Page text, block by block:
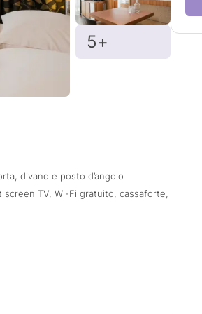
5+
divano e posto d’angolo
TV, Wi-Fi gratuito, cassaforte,